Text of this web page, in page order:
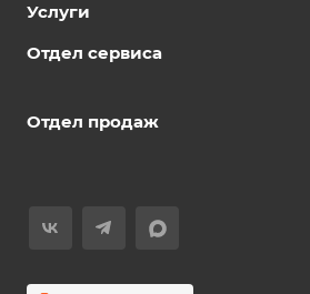
Услуги
Отдел сервиса
Отдел продаж